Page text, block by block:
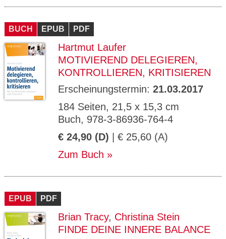
BUCH EPUB PDF
Hartmut Laufer
MOTIVIEREND DELEGIEREN,
KONTROLLIEREN, KRITISIEREN
Erscheinungstermin: 21.03.2017
184 Seiten, 21,5 x 15,3 cm
Buch, 978-3-86936-764-4
€ 24,90 (D) | € 25,60 (A)
Zum Buch
EPUB PDF
Brian Tracy, Christina Stein
FINDE DEINE INNERE BALANCE